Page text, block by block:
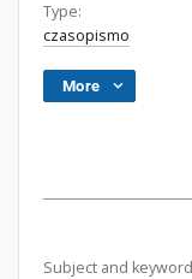
Type:
czasopismo
More
Subject and